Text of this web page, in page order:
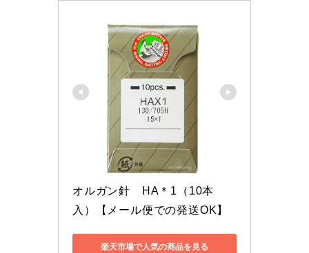
オルガン針　HA＊1（10本
入）【メール便での発送OK】
楽天市場で人気の商品を見る